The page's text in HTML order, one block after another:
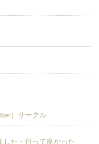
）サークル
た・行って良かった